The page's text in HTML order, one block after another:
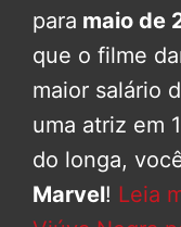
para maio de
que o filme
maior salário
uma atriz em
do longa,
Marvel! Leia